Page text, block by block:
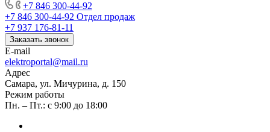
+7 846 300-44-92
+7 846 300-44-92 Отдел продаж
+7 937 176-81-11
Заказать звонок
E-mail
elektroportal@mail.ru
Адрес
Самара, ул. Мичурина, д. 150
Режим работы
Пн. – Пт.: с 9:00 до 18:00